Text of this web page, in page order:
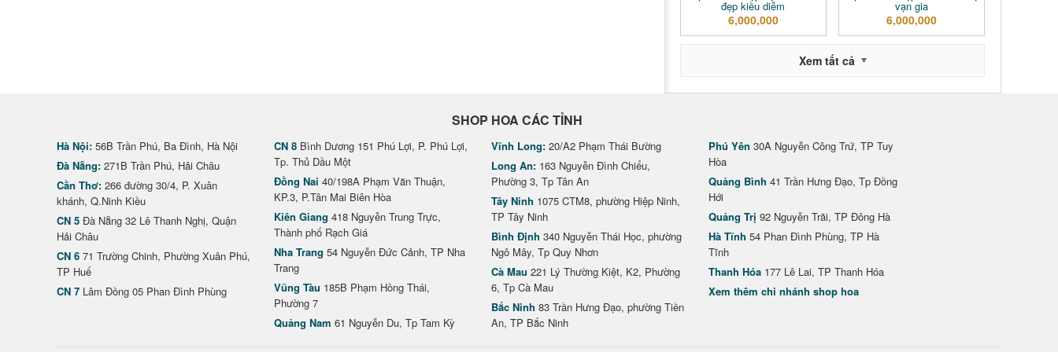
đẹp kiều diễm
6,000,000
vạn gia
6,000,000
Xem tất cả
SHOP HOA CÁC TỈNH
Hà Nội: 56B Trần Phú, Ba Đình, Hà Nội
Đà Nẵng: 271B Trần Phú, Hải Châu
Cần Thơ: 266 đường 30/4, P. Xuân
khánh, Q.Ninh Kiều
CN 5 Đà Nẵng 32 Lê Thanh Nghị, Quận
Hải Châu
CN 6 71 Trường Chinh, Phường Xuân Phú,
TP Huế
CN 7 Lâm Đồng 05 Phan Đình Phùng
CN 8 Bình Dương 151 Phú Lợi, P. Phú Lợi,
Tp. Thủ Dầu Một
Đồng Nai 40/198A Phạm Văn Thuận,
KP.3, P.Tân Mai Biên Hòa
Kiên Giang 418 Nguyễn Trung Trực,
Thành phố Rạch Giá
Nha Trang 54 Nguyễn Đức Cảnh, TP Nha
Trang
Vũng Tàu 185B Phạm Hồng Thái,
Phường 7
Quảng Nam 61 Nguyễn Du, Tp Tam Kỳ
Vĩnh Long: 20/A2 Phạm Thái Bường
Long An: 163 Nguyễn Đình Chiểu,
Phường 3, Tp Tân An
Tây Ninh 1075 CTM8, phường Hiệp Ninh,
TP Tây Ninh
Bình Định 340 Nguyễn Thái Học, phường
Ngô Mây, Tp Quy Nhơn
Cà Mau 221 Lý Thường Kiệt, K2, Phường
6, Tp Cà Mau
Bắc Ninh 83 Trần Hưng Đạo, phường Tiền
An, TP Bắc Ninh
Phú Yên 30A Nguyễn Công Trứ, TP Tuy
Hòa
Quảng Bình 41 Trần Hưng Đạo, Tp Đồng
Hới
Quảng Trị 92 Nguyễn Trãi, TP Đông Hà
Hà Tĩnh 54 Phan Đình Phùng, TP Hà
Tĩnh
Thanh Hóa 177 Lê Lai, TP Thanh Hóa
Xem thêm chi nhánh shop hoa